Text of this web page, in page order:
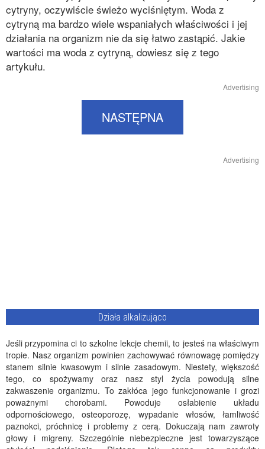
cytryny, oczywiście świeżo wyciśniętym. Woda z
cytryną ma bardzo wiele wspaniałych właściwości i jej
działania na organizm nie da się łatwo zastąpić. Jakie
wartości ma woda z cytryną, dowiesz się z tego
artykułu.
Advertising
NASTĘPNA
Advertising
Działa alkalizująco
Jeśli przypomina ci to szkolne lekcje chemii, to jesteś na właściwym
tropie. Nasz organizm powinien zachowywać równowagę pomiędzy
stanem silnie kwasowym i silnie zasadowym. Niestety, większość
tego, co spożywamy oraz nasz styl życia powodują silne
zakwaszenie organizmu. To zakłóca jego funkcjonowanie i grozi
poważnymi chorobami. Powoduje osłabienie układu
odpornościowego, osteoporozę, wypadanie włosów, łamliwość
paznokci, próchnicę i problemy z cerą. Dokuczają nam zawroty
głowy i migreny. Szczególnie niebezpieczne jest towarzyszące